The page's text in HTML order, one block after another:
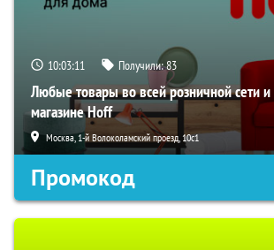
10:03:10 Получили:83
Любые товары во всей розничной сети и
магазине Hoff
Москва, 1-й Волоколамский проезд, 10с1
Промокод